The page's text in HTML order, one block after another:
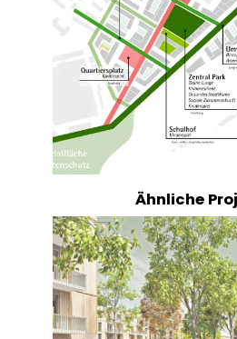
Ähnliche